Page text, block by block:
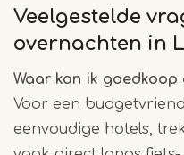
Veelgestelde
overnachten in
Waar kan ik
Voor een
eenvoudige hotels,